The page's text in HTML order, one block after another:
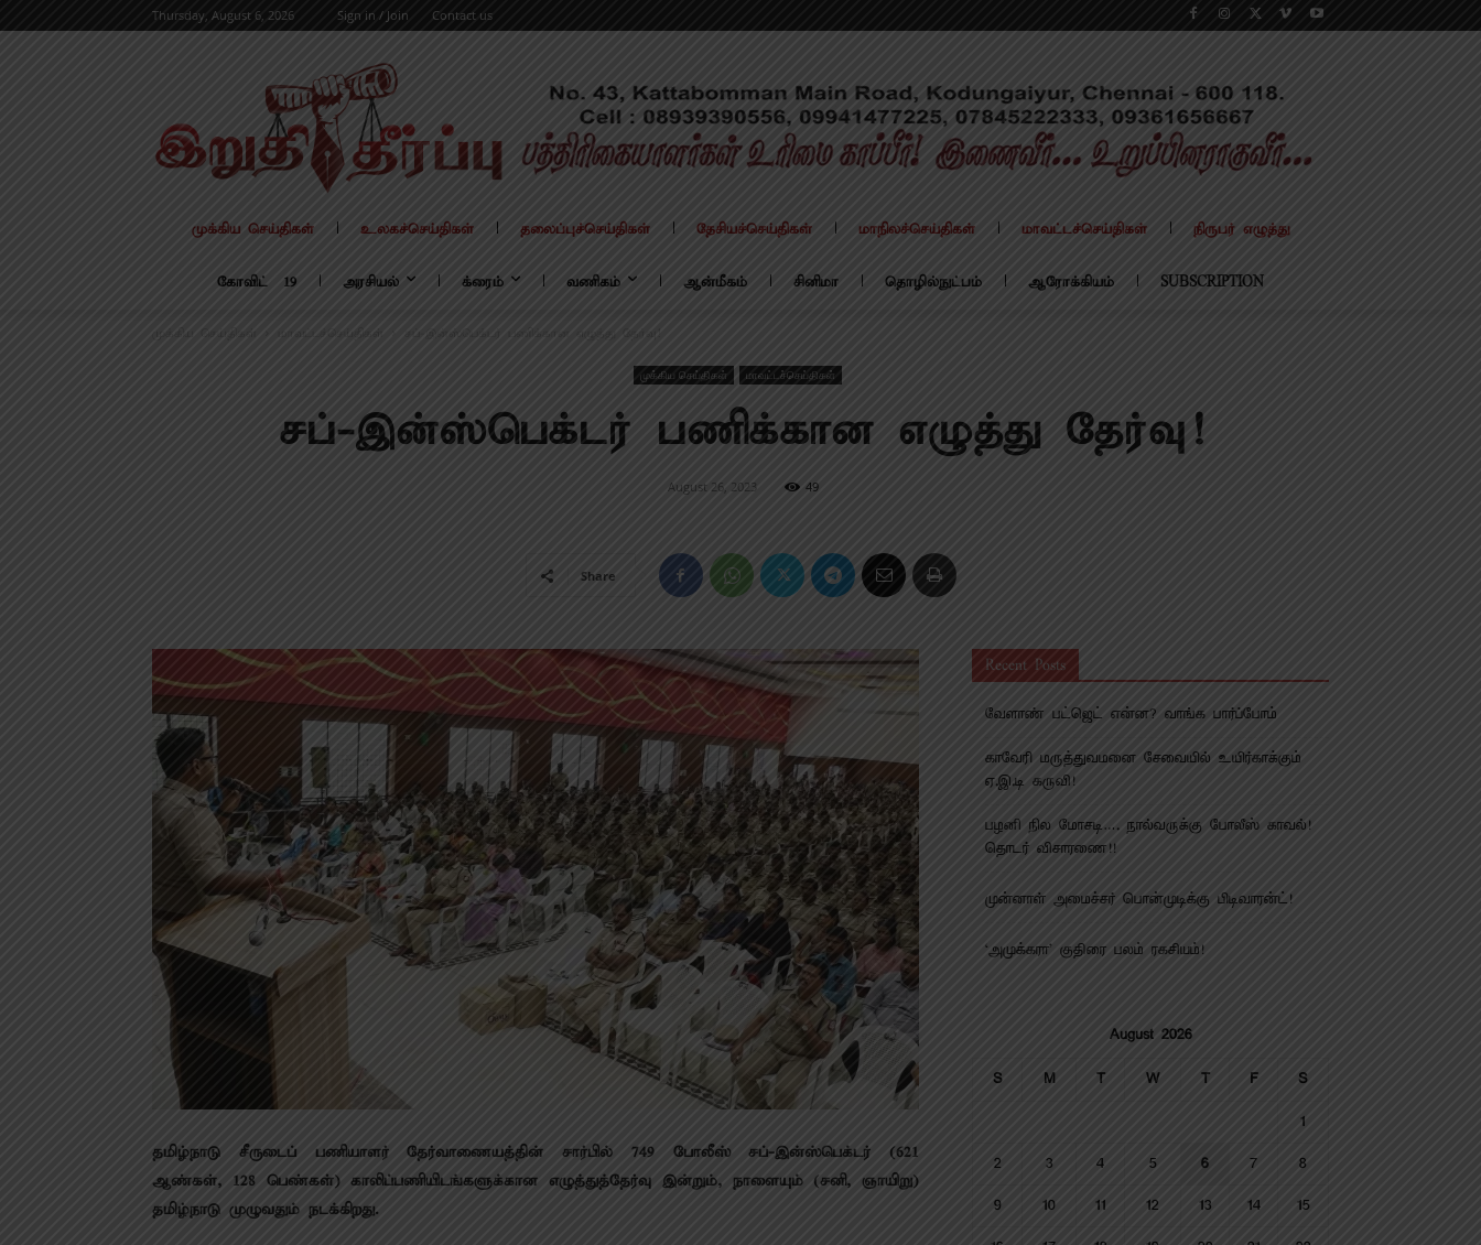
Thursday, August 6, 2026 Sign in / Join Contact us
முக்கிய செய்திகள் உலகச்செய்திகள் தலைப்புச்செய்திகள் தேசியச்செய்திகள் மாநிலச்செய்திகள் மாவட்டச்செய்திகள் நிருபர் எழுத்து
கோவிட் – 19 அரசியல் க்ரைம் வணிகம் ஆன்மீகம் சினிமா தொழில்நுட்பம் ஆரோக்கியம் SUBSCRIPTION
முக்கிய செய்திகள் மாவட்டச்செய்திகள் சப்-இன்ஸ்பெக்டர் பணிக்கான எழுத்து தேர்வு!
முக்கிய செய்திகள் மாவட்டச்செய்திகள்
சப்-இன்ஸ்பெக்டர் பணிக்கான எழுத்து தேர்வு!
August 26, 2023 49
Share
தமிழ்நாடு சீருடைப் பணியாளர் தேர்வாணையத்தின் சார்பில் 749 போலீஸ் சப்-இன்ஸ்பெக்டர் (621
ஆண்கள், 128 பெண்கள்) காலிப்பணியிடங்களுக்கான எழுத்துத்தேர்வு இன்றும், நாளையும் (சனி, ஞாயிறு)
தமிழ்நாடு முழுவதும் நடக்கிறது.
Recent Posts
வேளாண் பட்ஜெட் என்ன? வாங்க பார்ப்போம்
காவேரி மருத்துவமனை சேவையில் உயிர்காக்கும்
ஏ.இ.டி கருவி!
பழனி நில மோசடி…. நால்வருக்கு போலீஸ் காவல்!
தொடர் விசாரணை!!
முன்னாள் அமைச்சர் பொன்முடிக்கு பிடிவாரன்ட்!
‘அமுக்கரா’ குதிரை பலம் ரகசியம்!
August 2026
S M T W T F S
1
2 3 4 5 6 7 8
9 10 11 12 13 14 15